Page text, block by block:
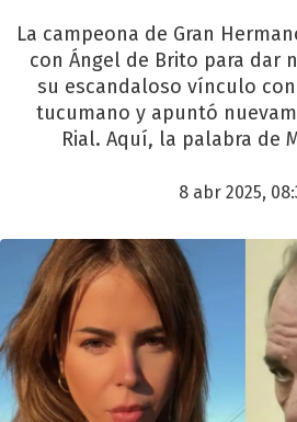
La campeona de Gran
con Ángel de Brito para dar
su escandaloso vínculo
tucumano y apuntó
Rial. Aquí, la palabra de
8 abr 2025,